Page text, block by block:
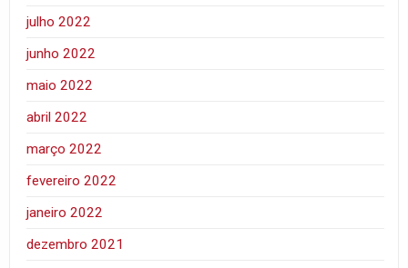
julho 2022
junho 2022
maio 2022
abril 2022
março 2022
fevereiro 2022
janeiro 2022
dezembro 2021